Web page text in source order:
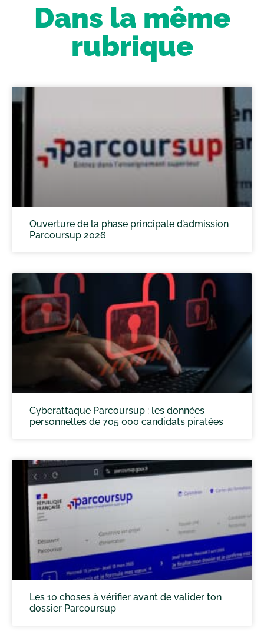
Dans la même
rubrique
Ouverture de la phase principale d’admission
Parcoursup 2026
Cyberattaque Parcoursup : les données
personnelles de 705 000 candidats piratées
Les 10 choses à vérifier avant de valider ton
dossier Parcoursup